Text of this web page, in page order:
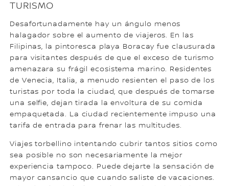
TURISMO
Desafortunadamente hay un ángulo menos
halagador sobre el aumento de viajeros. En las
Filipinas, la pintoresca playa Boracay fue clausurada
para visitantes después de que el exceso de turismo
amenazara su frágil ecosistema marino. Residentes
de Venecia, Italia, a menudo resienten el paso de los
turistas por toda la ciudad, que después de tomarse
una selfie, dejan tirada la envoltura de su comida
empaquetada. La ciudad recientemente impuso una
tarifa de entrada para frenar las multitudes.
Viajes torbellino intentando cubrir tantos sitios como
sea posible no son necesariamente la mejor
experiencia tampoco. Puede dejarte la sensación de
mayor cansancio que cuando saliste de vacaciones.